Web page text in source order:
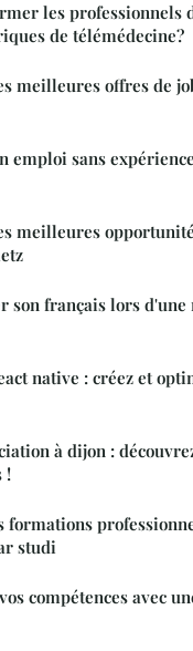
les professionnels
de télémédecine?
meilleures offres de
emploi sans
meilleures
son français lors d'une
native : créez et
à dijon :
!
formations
studi
compétences avec